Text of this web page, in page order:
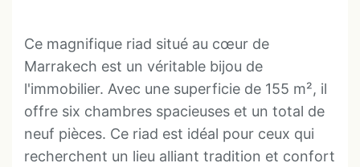
Ce magnifique riad situé au cœur de
Marrakech est un véritable bijou de
l'immobilier. Avec une superficie de 155 m², il
offre six chambres spacieuses et un total de
neuf pièces. Ce riad est idéal pour ceux qui
recherchent un lieu alliant tradition et confort